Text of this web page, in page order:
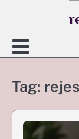
Tag: